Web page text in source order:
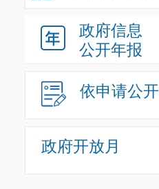
政府信息
公开年报
依申请公开
政府开放月